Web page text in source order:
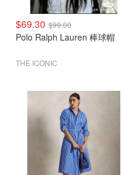
$69.30 $99.00
Polo Ralph Lauren 棒球帽
THE ICONIC